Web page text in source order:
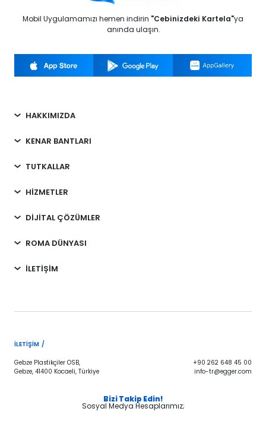
Mobil Uygulamamızı hemen indirin "Cebinizdeki Kartela"ya
anında ulaşın.
HAKKIMIZDA
KENAR BANTLARI
TUTKALLAR
HİZMETLER
DİJİTAL ÇÖZÜMLER
ROMA DÜNYASI
İLETİŞİM
İLETIŞIM /
Gebze Plastikçiler OSB,
Gebze, 41400 Kocaeli, Türkiye
+90 262 648 45 00
info-tr@egger.com
Bizi Takip Edin!
Sosyal Medya Hesaplarımız;